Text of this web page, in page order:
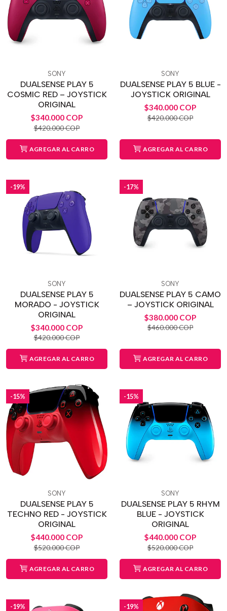
SONY
DUALSENSE PLAY 5
COSMIC RED – JOYSTICK
ORIGINAL
$340.000 COP
$420.000 COP
AGREGAR AL CARRO
SONY
DUALSENSE PLAY 5 BLUE -
JOYSTICK ORIGINAL
$340.000 COP
$420.000 COP
AGREGAR AL CARRO
-19%
SONY
DUALSENSE PLAY 5
MORADO - JOYSTICK
ORIGINAL
$340.000 COP
$420.000 COP
AGREGAR AL CARRO
-17%
SONY
DUALSENSE PLAY 5 CAMO
– JOYSTICK ORIGINAL
$380.000 COP
$460.000 COP
AGREGAR AL CARRO
-15%
SONY
DUALSENSE PLAY 5
TECHNO RED - JOYSTICK
ORIGINAL
$440.000 COP
$520.000 COP
AGREGAR AL CARRO
-15%
SONY
DUALSENSE PLAY 5 RHYM
BLUE - JOYSTICK
ORIGINAL
$440.000 COP
$520.000 COP
AGREGAR AL CARRO
-19% -19%